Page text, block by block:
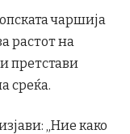
чаршија
растот на
претстави
среќа.
„Ние како